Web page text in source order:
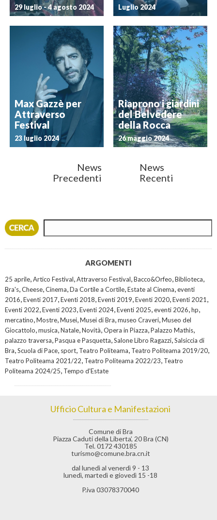
29 luglio - 4 agosto 2024 Luglio 2024
Max Gazzè per
Attraverso
Festival
23 luglio 2024
Riaprono i giardini
del Belvedere
della Rocca
26 maggio 2024
News
Recenti
News
Precedenti
ARGOMENTI
25 aprile,Artico Festival,Attraverso Festival,Bacco&Orfeo,Biblioteca,
Bra's,Cheese,Cinema,Da Cortile a Cortile,Estate al Cinema,eventi
2016,Eventi 2017,Eventi 2018,Eventi 2019,Eventi 2020,Eventi 2021 ,
Eventi 2022,Eventi 2023,Eventi 2024,Eventi 2025,eventi 2026,hp,
mercatino,Mostre,Musei,Musei di Bra,museo Craveri,Museo del
Giocattolo,musica,Natale,Novità,Opera in Piazza,Palazzo Mathis,
palazzo traversa,Pasqua e Pasquetta,Salone Libro Ragazzi,Salsiccia di
Bra,Scuola di Pace, sport, Teatro Politeama, Teatro Politeama 2019/20,
Teatro Politeama 2021/22, Teatro Politeama 2022/23, Teatro
Politeama 2024/25, Tempo d'Estate
Ufficio Cultura e Manifestazioni
Comune di Bra
Piazza Caduti della Liberta’, 20 Bra (CN)
Tel. 0172 430185
turismo@comune.bra.cn.it
dal lunedì al venerdì 9 - 13
lunedì, martedì e giovedì 15 -18
P.iva 03078370040